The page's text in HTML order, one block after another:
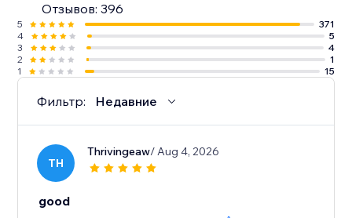
Отзывов: 396
5
371
4
5
3
4
2
1
1
15
Фильтр: Недавние
TH
Thrivingeaw/ Aug 4, 2026
good